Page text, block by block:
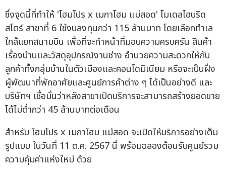
ซึ่งจุดนี้ที่ทำให้ 'โฮมโปร x เมกาโฮม แม่สอด' โมเดลไฮบริด
สโตร์ สาขาที่ 6 ใช้งบลงทุนกว่า 115 ล้านบาท โดยเลือกทำเล
ใกล้แยกสนามบิน เพื่อที่จะทำหน้าที่มอบความครบครัน สินค้า
เรื่องบ้านและวัสดุอุปกรณ์งานช่าง อำนวยความสะดวกให้กับ
ลูกค้าทั้งกลุ่มบ้านในตัวเมืองและคอนโดมิเนียม หรือจะเป็นฝั่ง
ผู้พัฒนาที่พักอาศัยและศูนย์การค้าต่าง ๆ ได้เป็นอย่างดี และ
บริษัทฯ เชื่อมั่นว่าหลังสาขาเปิดบริการจะสามารถสร้างยอดขาย
ได้ไม่ต่ำกว่า 45 ล้านบาทต่อเดือน
สำหรับ โฮมโปร x เมกาโฮม แม่สอด จะเปิดให้บริการอย่างเต็ม
รูปแบบ ในวันที่ 11 ต.ค. 2567 นี้ พร้อมฉลองต้อนรับศูนย์รวม
ความคุ้มค่าแห่งใหม่ ด้วย